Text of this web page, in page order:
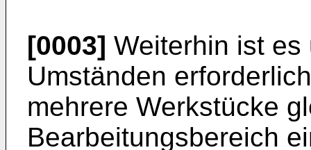
[0003] Weiterhin ist es
Umständen
mehrere Werkstücke
Bearbeitungsbereich